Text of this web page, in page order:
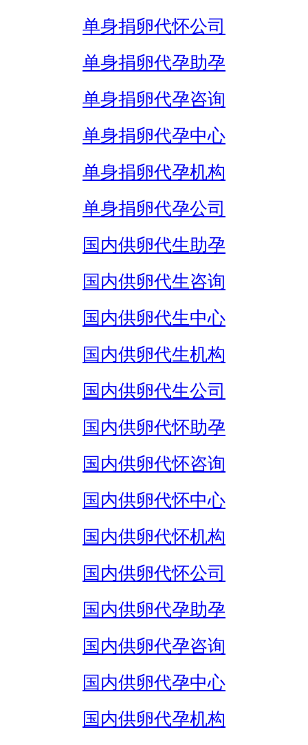
单身捐卵代怀公司
单身捐卵代孕助孕
单身捐卵代孕咨询
单身捐卵代孕中心
单身捐卵代孕机构
单身捐卵代孕公司
国内供卵代生助孕
国内供卵代生咨询
国内供卵代生中心
国内供卵代生机构
国内供卵代生公司
国内供卵代怀助孕
国内供卵代怀咨询
国内供卵代怀中心
国内供卵代怀机构
国内供卵代怀公司
国内供卵代孕助孕
国内供卵代孕咨询
国内供卵代孕中心
国内供卵代孕机构